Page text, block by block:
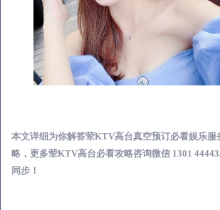
本文详细为你解答荤KTV高台真空预订必看娱乐服
略，更多荤KTV高台必看攻略咨询微信 1301
同步！